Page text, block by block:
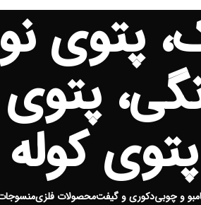
پتوی
کوله
و چوبیدکوری و گیفتمحصولات فلزی